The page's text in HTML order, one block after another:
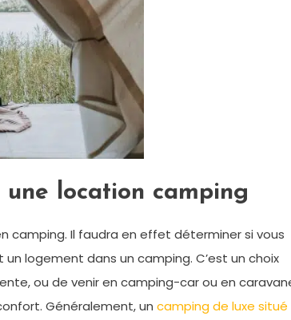
location camping
camping. Il faudra en effet déterminer si vous
logement dans un camping. C’est un choix
ou de venir en camping-car ou en
Généralement, un camping de luxe situé